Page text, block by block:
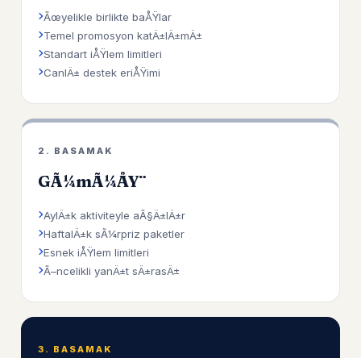
Ãœyelikle birlikte baÅŸlar
Temel promosyon katÄ±lÄ±mÄ±
Standart iÅŸlem limitleri
CanlÄ± destek eriÅŸimi
2. BASAMAK
GÃ¼mÃ¼ÅŸ
AylÄ±k aktiviteyle aÃ§Ä±lÄ±r
HaftalÄ±k sÃ¼rpriz paketler
Esnek iÅŸlem limitleri
Ã–ncelikli yanÄ±t sÄ±rasÄ±
3. BASAMAK